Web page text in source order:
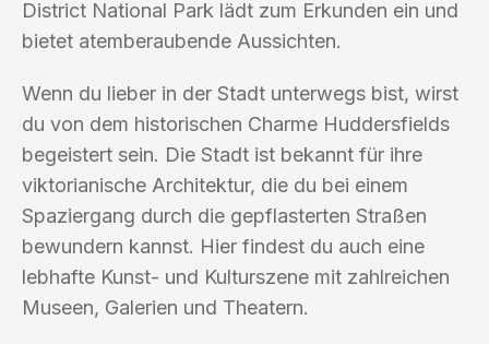
District National Park lädt zum Erkunden ein und
bietet atemberaubende Aussichten.
Wenn du lieber in der Stadt unterwegs bist, wirst
du von dem historischen Charme Huddersfields
begeistert sein. Die Stadt ist bekannt für ihre
viktorianische Architektur, die du bei einem
Spaziergang durch die gepflasterten Straßen
bewundern kannst. Hier findest du auch eine
lebhafte Kunst- und Kulturszene mit zahlreichen
Museen, Galerien und Theatern.